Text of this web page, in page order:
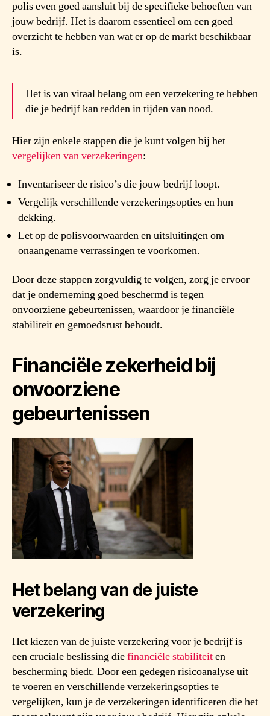
polis even goed aansluit bij de specifieke behoeften van
jouw bedrijf. Het is daarom essentieel om een goed
overzicht te hebben van wat er op de markt beschikbaar
is.
Het is van vitaal belang om een verzekering te hebben
die je bedrijf kan redden in tijden van nood.
Hier zijn enkele stappen die je kunt volgen bij het
vergelijken van verzekeringen:
Inventariseer de risico’s die jouw bedrijf loopt.
Vergelijk verschillende verzekeringsopties en hun
dekking.
Let op de polisvoorwaarden en uitsluitingen om
onaangename verrassingen te voorkomen.
Door deze stappen zorgvuldig te volgen, zorg je ervoor
dat je onderneming goed beschermd is tegen
onvoorziene gebeurtenissen, waardoor je financiële
stabiliteit en gemoedsrust behoudt.
Financiële zekerheid bij
onvoorziene
gebeurtenissen
Het belang van de juiste
verzekering
Het kiezen van de juiste verzekering voor je bedrijf is
een cruciale beslissing diefinanciële stabiliteiten
bescherming biedt. Door een gedegen risicoanalyse uit
te voeren en verschillende verzekeringsopties te
vergelijken, kun je de verzekeringen identificeren die het